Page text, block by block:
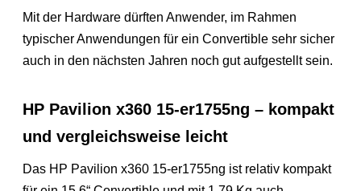
Mit der Hardware dürften Anwender, im Rahmen
typischer Anwendungen für ein Convertible sehr sicher
auch in den nächsten Jahren noch gut aufgestellt sein.
HP Pavilion x360 15-er1755ng – kompakt
und vergleichsweise leicht
Das HP Pavilion x360 15-er1755ng ist relativ kompakt